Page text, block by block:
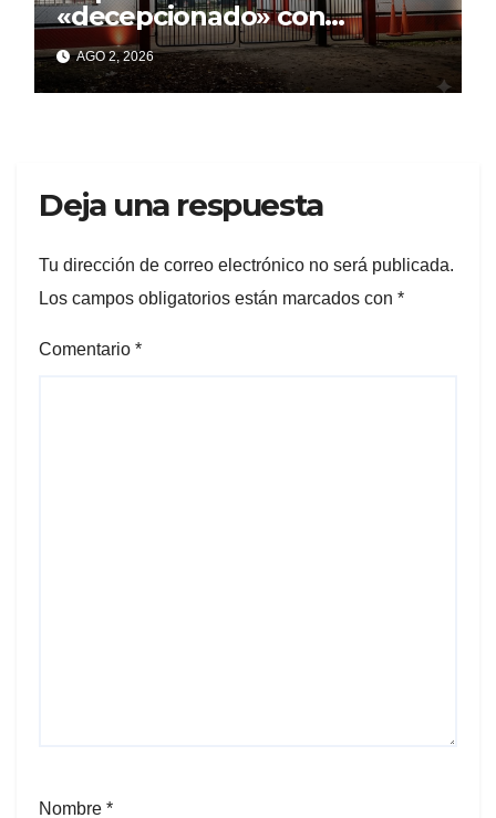
«decepcionado» con
Cagliardi y sus promesas
incumplidas
AGO 2, 2026
Deja una respuesta
Tu dirección de correo electrónico no será publicada.
Los campos obligatorios están marcados con *
Comentario *
Nombre *